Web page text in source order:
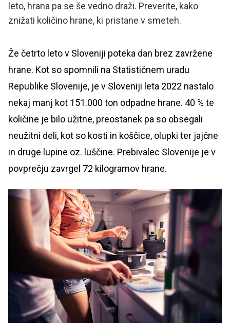
leto, hrana pa se še vedno draži. Preverite, kako
znižati količino hrane, ki pristane v smeteh.
Že četrto leto v Sloveniji poteka dan brez zavržene
hrane. Kot so spomnili na Statističnem uradu
Republike Slovenije, je v Sloveniji leta 2022 nastalo
nekaj manj kot 151.000 ton odpadne hrane. 40 % te
količine je bilo užitne, preostanek pa so obsegali
neužitni deli, kot so kosti in koščice, olupki ter jajčne
in druge lupine oz. luščine. Prebivalec Slovenije je v
povprečju zavrgel 72 kilogramov hrane.